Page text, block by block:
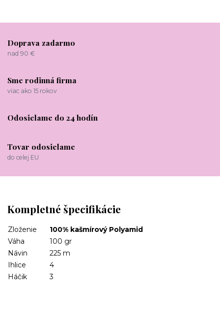
Doprava zadarmo
nad 90 €
Sme rodinná firma
viac ako 15 rokov
Odosielame do 24 hodín
Tovar odosielame
do celej EU
Kompletné špecifikácie
Zloženie
100% kašmírový Polyamid
Váha
100 gr
Návin
225 m
Ihlice
4
Háčik
3